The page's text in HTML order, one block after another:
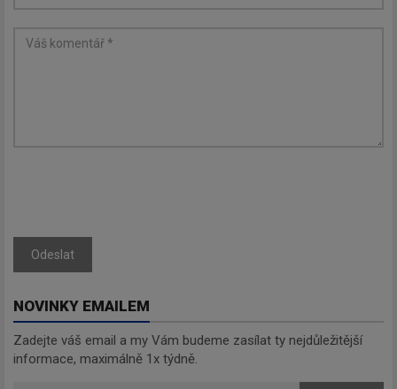
Odeslat
NOVINKY EMAILEM
Zadejte váš email a my Vám budeme zasílat ty nejdůležitější
informace, maximálně 1x týdně.